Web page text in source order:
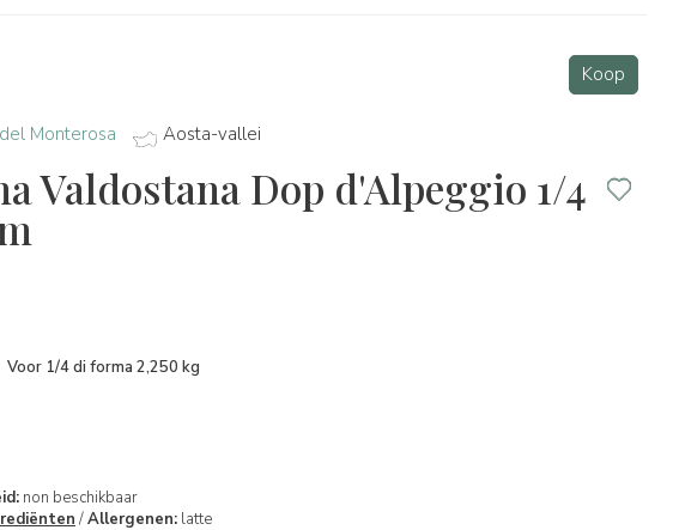
Koop
Monterosa Aosta-vallei
Valdostana Dop d'Alpeggio 1/4
Voor 1/4 di forma 2,250 kg
non beschikbaar
/Allergenen: latte